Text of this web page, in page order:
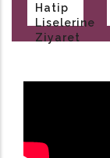
Hatip
Liselerine
Ziyaret